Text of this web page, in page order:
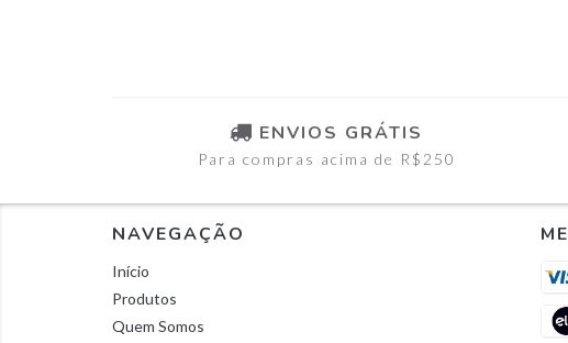
ENVIOS GRÁTIS
Para compras acima de R$250
NAVEGAÇÃO
Início
Produtos
Quem Somos